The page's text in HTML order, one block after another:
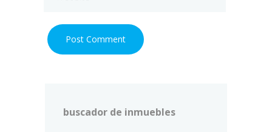
buscador de inmuebles